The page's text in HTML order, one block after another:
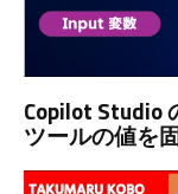
Copilot Studio
ツールの値を